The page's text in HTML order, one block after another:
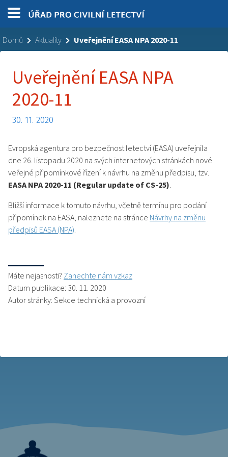
Domů Aktuality Uveřejnění EASA NPA 2020-11
Uveřejnění EASA NPA
2020-11
30. 11. 2020
Evropská agentura pro bezpečnost letectví (EASA) uveřejnila
dne 26. listopadu 2020 na svých internetových stránkách nové
veřejné připomínkové řízení k návrhu na změnu předpisu, tzv.
EASA NPA 2020-11 (Regular update of CS-25).
Bližší informace k tomuto návrhu, včetně termínu pro podání
připomínek na EASA, naleznete na stránce Návrhy na změnu
předpisů EASA (NPA).
Máte nejasnosti? Zanechte nám vzkaz
Datum publikace: 30. 11. 2020
Autor stránky: Sekce technická a provozní